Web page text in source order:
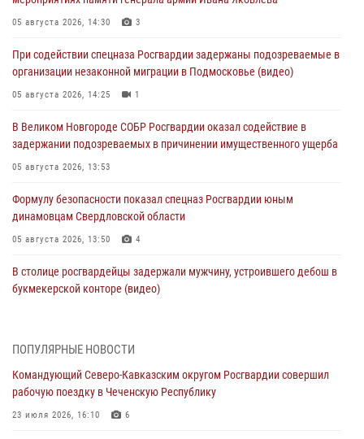
05 августа 2026, 14:30 3
При содействии спецназа Росгвардии задержаны подозреваемые в
организации незаконной миграции в Подмосковье (видео)
05 августа 2026, 14:25 1
В Великом Новгороде СОБР Росгвардии оказал содействие в
задержании подозреваемых в причинении имущественного ущерба
05 августа 2026, 13:53
Формулу безопасности показал спецназ Росгвардии юным
динамовцам Свердловской области
05 августа 2026, 13:50 4
В столице росгвардейцы задержали мужчину, устроившего дебош в
букмекерской конторе (видео)
В Удмуртии при силовой поддержке спецназа Росгвардии
оздоровительных услуг (видео)
05 августа 2026, 13:20
ПОПУЛЯРНЫЕ НОВОСТИ
Командующий Северо-Кавказским округом Росгвардии совершил
рабочую поездку в Чеченскую Республику
23 июля 2026, 16:10 6